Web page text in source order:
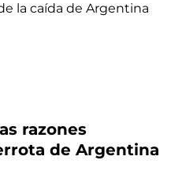
razones
de Argentina